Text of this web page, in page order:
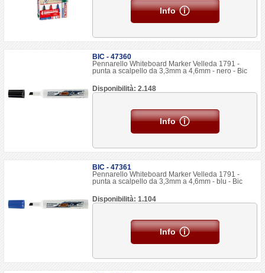
Info
BIC - 47360
Pennarello Whiteboard Marker Velleda 1791 -
punta a scalpello da 3,3mm a 4,6mm - nero - Bic
Disponibilità: 2.148
Info
BIC - 47361
Pennarello Whiteboard Marker Velleda 1791 -
punta a scalpello da 3,3mm a 4,6mm - blu - Bic
Disponibilità: 1.104
Info